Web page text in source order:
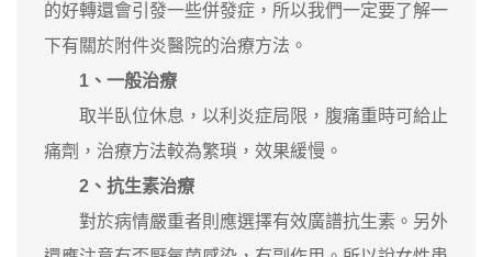
的好轉還會引發一些併發症，所以我們一定要了解一
下有關於附件炎醫院的治療方法。
1、一般治療
取半臥位休息，以利炎症局限，腹痛重時可給止
痛劑，治療方法較為繁瑣，效果緩慢。
2、抗生素治療
對於病情嚴重者則應選擇有效廣譜抗生素。另外